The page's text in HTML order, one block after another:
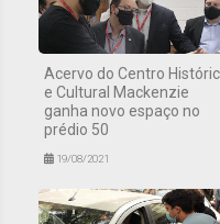
Acervo do Centro
e Cultural Mackenzie
ganha novo espaço no
prédio 50
19/08/2021